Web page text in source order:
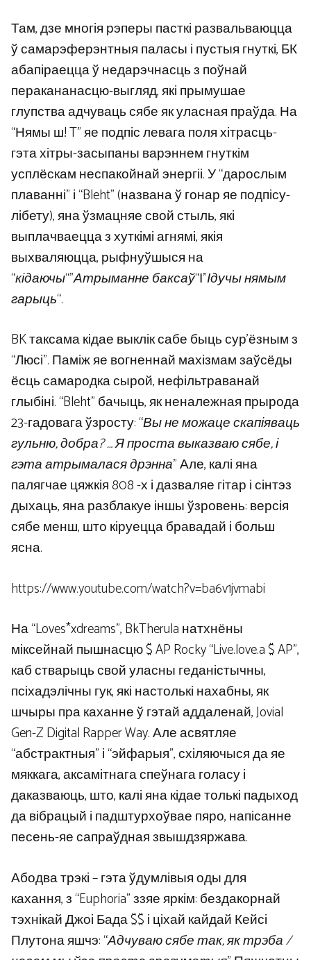
Там, дзе многія рэперы пасткі развальваюцца
ў самарэферэнтныя паласы і пустыя гнуткі, БК
абапіраецца ў недарэчнасць з поўнай
перакананасцю-выгляд, які прымушае
глупства адчуваць сябе як уласная праўда. На
“Нямы ш! T” яе подпіс левага поля хітрасць-
гэта хітры-засыпаны варэннем гнуткім
усплёскам неспакойнай энергіі. У “дарослым
плаванні” і “Bleht” (названа ў гонар яе подпісу-
лібету), яна ўзмацняе свой стыль, які
выплачваецца з хуткімі агнямі, якія
выхваляюцца, рыфнуўшыся на
“кідаючы“”Атрыманне баксаў“І”Ідучы нямым
гарыць“.
BK таксама кідае выклік сабе быць сур’ёзным з
“Люсі”. Паміж яе вогненнай махізмам заўсёды
ёсць самародка сырой, нефільтраванай
глыбіні. “Bleht” бачыць, як неналежная прырода
23-гадовага ўзросту: “Вы не можаце скапіяваць
гульню, добра? … Я проста выказваю сябе, і
гэта атрымалася дрэнна” Але, калі яна
палягчае цяжкія 808 -х і дазваляе гітар і сінтэз
дыхаць, яна разблакуе іншы ўзровень: версія
сябе менш, што кіруецца бравадай і больш
ясна.
https://www.youtube.com/watch?v=ba6v1jvmabi
На “Loves*xdreams”, BkTherula натхнёны
міксейнай пышнасцю $ AP Rocky “Live.love.a $ AP”,
каб стварыць свой уласны геданістычны,
псіхадэлічны гук, які настолькі нахабны, як
шчыры пра каханне ў гэтай аддаленай, Jovial
Gen-Z Digital Rapper Way. Але асвятляе
“абстрактныя” і “эйфарыя”, схіляючыся да яе
мяккага, аксамітнага спеўнага голасу і
даказваюць, што, калі яна кідае толькі падыход
да вібрацый і падштурхоўвае пяро, напісанне
песень-яе сапраўдная звышдзяржава.
Абодва трэкі – гэта ўдумлівыя оды для
кахання, з “Euphoria” ззяе яркім: бездакорнай
тэхнікай Джоі Бада $$ і ціхай кайдай Кейсі
Плутона яшчэ: “Адчуваю сябе так, як трэба /